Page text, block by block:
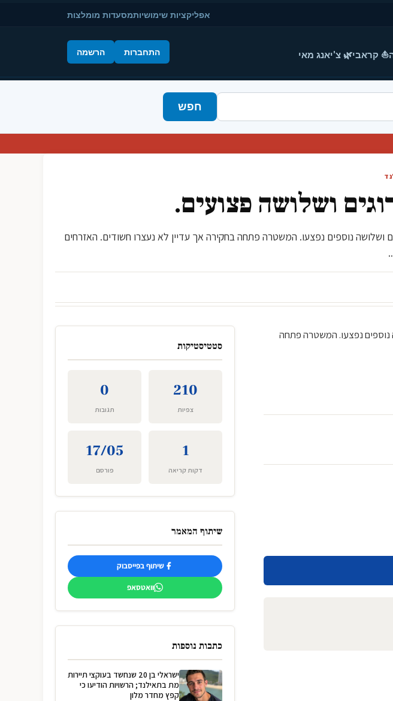
אפליקציות שימושיותמסעדות מומלצות
⛵ קראבי🌿 צ'יאנג מאי התחברות הרשמה
חפש
ושלושה פצועים.
ושלושה נוספים נפצעו. המשטרה פתחה בחקירה אך עדיין לא נעצרו חשודים. האזרחים
נוספים נפצעו. המשטרה פתחה
סטטיסטיקות
210
צפיות
0
תגובות
1
דקות קריאה
17/05
פורסם
שיתוף המאמר
שיתוף בפייסבוק
וואטסאפ
כתבות נוספות
ישראלי בן 20 שנחשד בעוקצי תיירות
מת בתאילנד; הרשויות הודיעו כי
קפץ מחדר מלון